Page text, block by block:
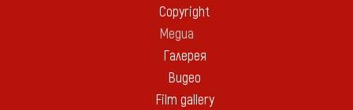
Copyright
Медиа
Галерея
Видео
Film gallery